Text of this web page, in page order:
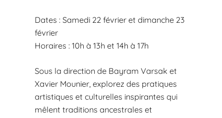
Dates : Samedi 22 février et dimanche 23
février
Horaires : 10h à 13h et 14h à 17h
Sous la direction de Bayram Varsak et
Xavier Mounier, explorez des pratiques
artistiques et culturelles inspirantes qui
mêlent traditions ancestrales et